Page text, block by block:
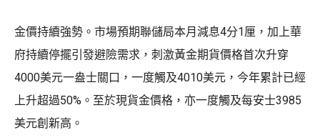
金價持續強勢。市場預期聯儲局本月減息4分1厘，加上華
府持續停擺引發避險需求，刺激黃金期貨價格首次升穿
4000美元一盎士關口，一度觸及4010美元，今年累計已經
上升超過50%。至於現貨金價格，亦一度觸及每安士3985
美元創新高。